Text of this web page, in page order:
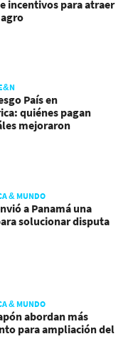
incentivos para atraer
País en
quiénes pagan
mejoraron
& MUNDO
a Panamá una
solucionar disputa
& MUNDO
abordan más
para ampliación del